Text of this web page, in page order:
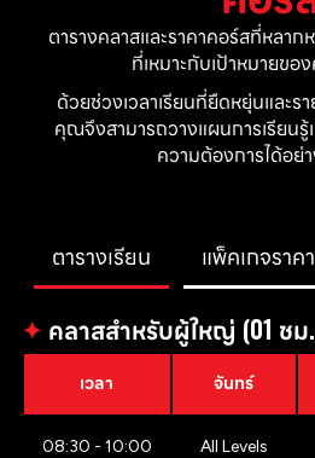
ตารางคลาสและราคาคอร์สที่หลาก
ที่เหมาะกับเป้าหมายข
ด้วยช่วงเวลาเรียนที่ยืดหยุ่นและร
คุณจึงสามารถวางแผนการเรียน
ความต้องการได้อย่
ตารางเรียน แพ็คเกจราคา
✦ คลาสสำหรับผู้ใหญ่ (01 ชม
เวลา จันทร์
08:30 - 10:00 All Levels